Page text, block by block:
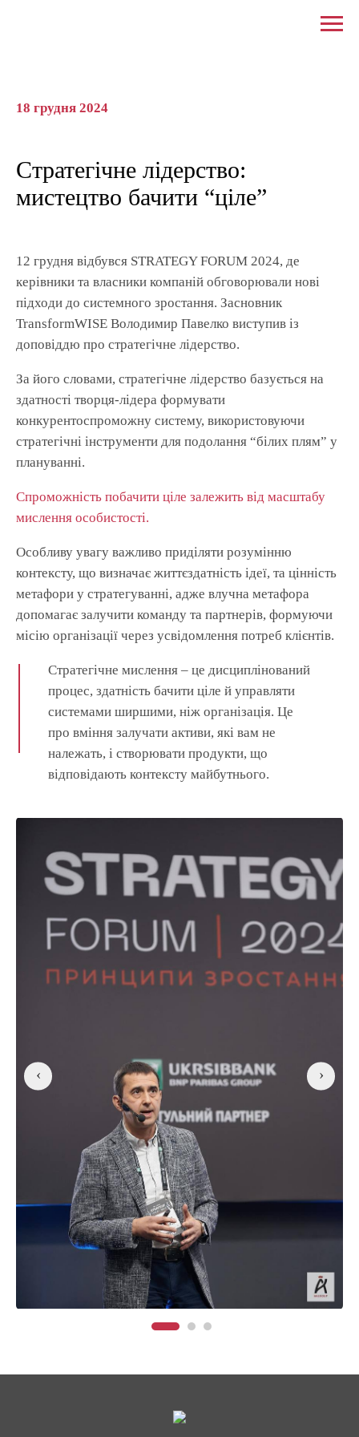
18 грудня 2024
Стратегічне лідерство:
мистецтво бачити “ціле”
12 грудня відбувся STRATEGY FORUM 2024, де
керівники та власники компаній обговорювали нові
підходи до системного зростання. Засновник
TransformWISE Володимир Павелко виступив із
доповіддю про стратегічне лідерство.
За його словами, стратегічне лідерство базується на
здатності творця-лідера формувати
конкурентоспроможну систему, використовуючи
стратегічні інструменти для подолання “білих плям” у
плануванні.
Спроможність побачити ціле залежить від масштабу
мислення особистості.
Особливу увагу важливо приділяти розумінню
контексту, що визначає життєздатність ідеї, та цінність
метафори у стратегуванні, адже влучна метафора
допомагає залучити команду та партнерів, формуючи
місію організації через усвідомлення потреб клієнтів.
Стратегічне мислення – це дисциплінований
процес, здатність бачити ціле й управляти
системами ширшими, ніж організація. Це
про вміння залучати активи, які вам не
належать, і створювати продукти, що
відповідають контексту майбутнього.
‹ ›